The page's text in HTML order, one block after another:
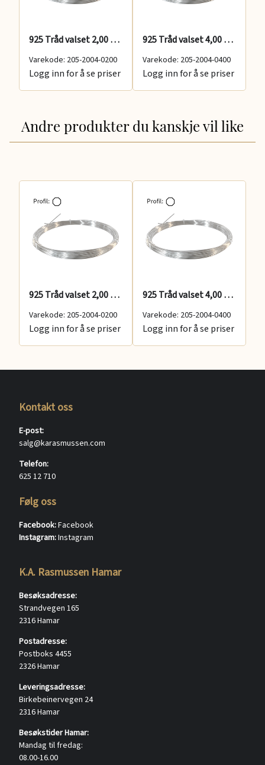
925 Tråd valset 2,00 mm
Varekode: 205-2004-0200
Logg inn for å se priser
925 Tråd valset 4,00 mm
Varekode: 205-2004-0400
Logg inn for å se priser
Andre produkter du kanskje vil like
925 Tråd valset 2,00 mm
Varekode: 205-2004-0200
Logg inn for å se priser
925 Tråd valset 4,00 mm
Varekode: 205-2004-0400
Logg inn for å se priser
Kontakt oss
E-post:
salg@karasmussen.com
Telefon:
625 12 710
Følg oss
Facebook:Facebook
Instagram:Instagram
K.A. Rasmussen Hamar
Besøksadresse:
Strandvegen 165
2316 Hamar
Postadresse:
Postboks 4455
2326 Hamar
Leveringsadresse:
Birkebeinervegen 24
2316 Hamar
Besøkstider Hamar:
Mandag til fredag:
08.00-16.00